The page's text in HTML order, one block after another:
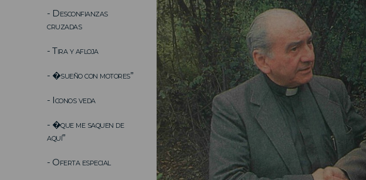
- Desconfianzas
cruzadas
- Tira y afloja
- �sueño con motores”
- Iconos veda
- �que me saquen de
aquí”
- Oferta especial